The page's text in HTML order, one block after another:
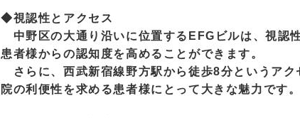
◆視認性とアクセス
中野区の大通り沿いに位置するEFGビルは、視認
患者様からの認知度を高めることができます。
さらに、西武新宿線野方駅から徒歩8分というアク
院の利便性を求める患者様にとって大きな魅力です。